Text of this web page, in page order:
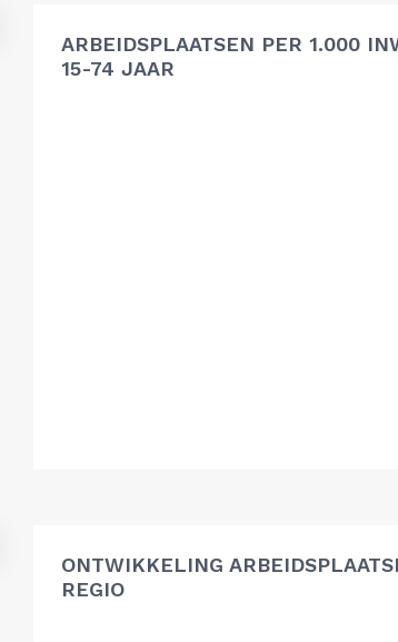
ARBEIDSPLAATSEN PER 1.000
15-74 JAAR
ONTWIKKELING
REGIO